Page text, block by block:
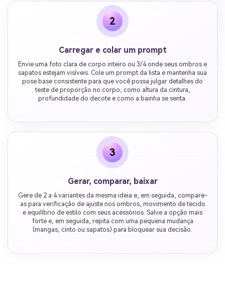
2
Carregar e colar um prompt
Envie uma foto clara de corpo inteiro ou 3/4 onde seus ombros e
sapatos estejam visíveis. Cole um prompt da lista e mantenha sua
pose base consistente para que você possa julgar detalhes do
teste de proporção no corpo, como altura da cintura,
profundidade do decote e como a bainha se senta.
3
Gerar, comparar, baixar
Gere de 2 a 4 variantes da mesma ideia e, em seguida, compare-
as para verificação de ajuste nos ombros, movimento de tecido
e equilíbrio de estilo com seus acessórios. Salve a opção mais
forte e, em seguida, repita com uma pequena mudança
(mangas, cinto ou sapatos) para bloquear sua decisão.